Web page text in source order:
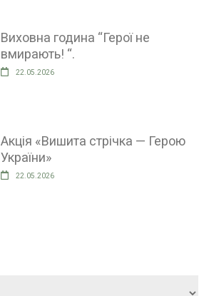
Виховна година “Герої не
вмирають! “.
22.05.2026
Акція «Вишита стрічка — Герою
України»
22.05.2026